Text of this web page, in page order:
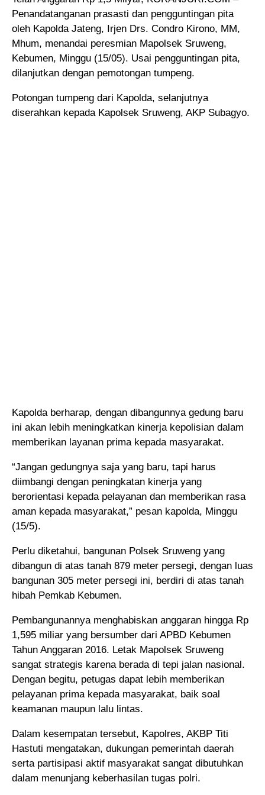
Penandatanganan prasasti dan pengguntingan pita
oleh Kapolda Jateng, Irjen Drs. Condro Kirono, MM,
Mhum, menandai peresmian Mapolsek Sruweng,
Kebumen, Minggu (15/05). Usai pengguntingan pita,
dilanjutkan dengan pemotongan tumpeng.
Potongan tumpeng dari Kapolda, selanjutnya
diserahkan kepada Kapolsek Sruweng, AKP Subagyo.
Kapolda berharap, dengan dibangunnya gedung baru
ini akan lebih meningkatkan kinerja kepolisian dalam
memberikan layanan prima kepada masyarakat.
“Jangan gedungnya saja yang baru, tapi harus
diimbangi dengan peningkatan kinerja yang
berorientasi kepada pelayanan dan memberikan rasa
aman kepada masyarakat,” pesan kapolda, Minggu
(15/5).
Perlu diketahui, bangunan Polsek Sruweng yang
dibangun di atas tanah 879 meter persegi, dengan luas
bangunan 305 meter persegi ini, berdiri di atas tanah
hibah Pemkab Kebumen.
Pembangunannya menghabiskan anggaran hingga Rp
1,595 miliar yang bersumber dari APBD Kebumen
Tahun Anggaran 2016. Letak Mapolsek Sruweng
sangat strategis karena berada di tepi jalan nasional.
Dengan begitu, petugas dapat lebih memberikan
pelayanan prima kepada masyarakat, baik soal
keamanan maupun lalu lintas.
Dalam kesempatan tersebut, Kapolres, AKBP Titi
Hastuti mengatakan, dukungan pemerintah daerah
serta partisipasi aktif masyarakat sangat dibutuhkan
dalam menunjang keberhasilan tugas polri.